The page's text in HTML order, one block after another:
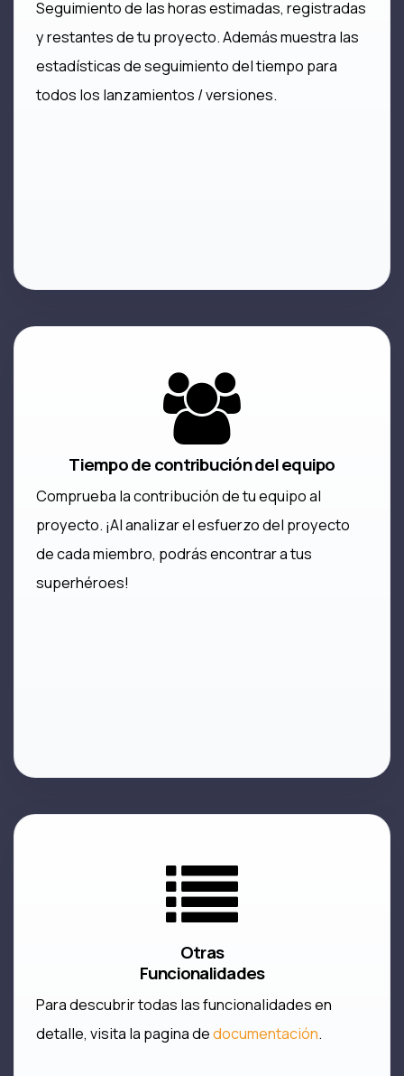
Seguimiento de las horas estimadas, registradas
y restantes de tu proyecto. Además muestra las
estadísticas de seguimiento del tiempo para
todos los lanzamientos / versiones.
Tiempo de contribución del equipo
Comprueba la contribución de tu equipo al
proyecto. ¡Al analizar el esfuerzo del proyecto
de cada miembro, podrás encontrar a tus
superhéroes!
Otras
Funcionalidades
Para descubrir todas las funcionalidades en
detalle, visita la pagina dedocumentación.